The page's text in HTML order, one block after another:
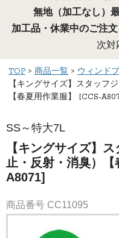
無地（加工なし）
加工品・休業中のご注
次対
TOP 商品一覧 ウィンド
【キングサイズ】スタッフ
【春夏用作業服】 [CCS-
SS～特大7L
【キングサイズ】
止・反射・消臭）
A8071]
商品番号 CC11095